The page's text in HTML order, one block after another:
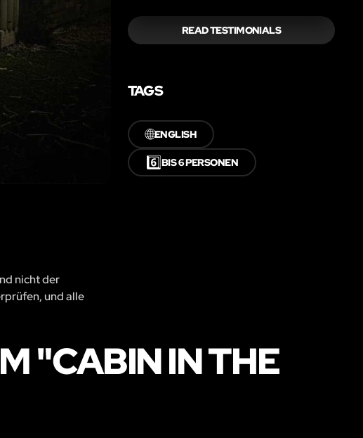
nicht der
und alle
READ TESTIMONIALS
TAGS
🌐ENGLISH
6️⃣BIS 6 PERSONEN
"CABIN IN THE